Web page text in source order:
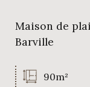
Maison de
Barville
90m²